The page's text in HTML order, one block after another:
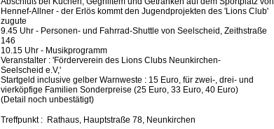
Hennef-Allner - der Erlös kommt den Jugendprojekten des 'Lions Club'
zugute
9.45 Uhr - Personen- und Fahrrad-Shuttle von Seelscheid, Zeithstraße
146
10.15 Uhr - Musikprogramm
Veranstalter : 'Förderverein des Lions Clubs Neunkirchen-
Seelscheid e.V,'
Startgeld inclusive gelber Warnweste : 15 Euro, für zwei-, drei- und
vierköpfige Familien Sonderpreise (25 Euro, 33 Euro, 40 Euro)
(Detail noch unbestätigt)
Treffpunkt : Rathaus, Hauptstraße 78, Neunkirchen